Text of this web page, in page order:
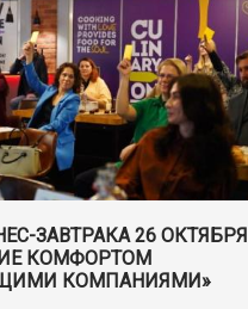
ЗАВТРАКА 26 ОКТЯБРЯ
КОМФОРТОМ
КОМПАНИЯМИ»